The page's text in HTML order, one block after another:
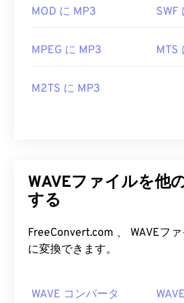
MOD に MP3 SWF
MPEG に MP3 MTS
M2TS に MP3
WAVEファイルを他
する
FreeConvert.com 、 WAVEファイルを次の他の形式
に変換できます。
WAVE コンバータ